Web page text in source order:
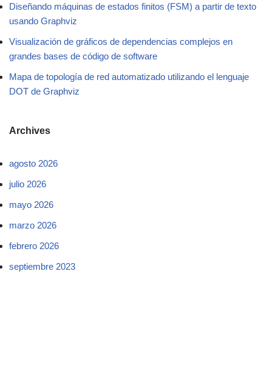
Diseñando máquinas de estados finitos (FSM) a partir de texto
usando Graphviz
Visualización de gráficos de dependencias complejos en
grandes bases de código de software
Mapa de topología de red automatizado utilizando el lenguaje
DOT de Graphviz
Archives
agosto 2026
julio 2026
mayo 2026
marzo 2026
febrero 2026
septiembre 2023